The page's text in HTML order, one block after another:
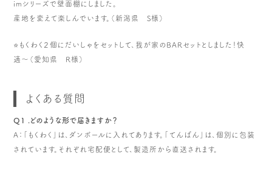
imシリーズで壁面棚にしました。
産地を変えて楽しんでいます。（新潟県 S様）
⭐️もくわく２個にだいしゃをセットして、我が家のBARセットとしました！快
適〜（愛知県 R様）
よくある質問
Q1 .どのような形で届きますか？
A：「もくわく」は、ダンボールに入れてあります。「てんばん」は、個別に包装
されています。それぞれ宅配便として、製造所から直送されます。